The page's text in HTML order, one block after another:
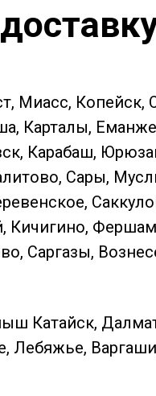
Миасс,
Карталы,
Карабаш,
Сары,
Кичигино,
Саргазы,
Катайск,
Лебяжье,